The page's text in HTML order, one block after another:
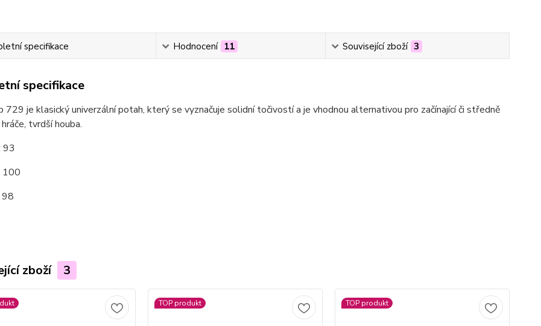
specifikace Hodnocení 11 Související zboží 3
specifikace
729 je klasický univerzální potah, který se vyznačuje solidní točivostí a je vhodnou alternativou pro začínající či středně
tvrdší houba.
93
100
98
zboží 3
TOP produkt TOP produkt